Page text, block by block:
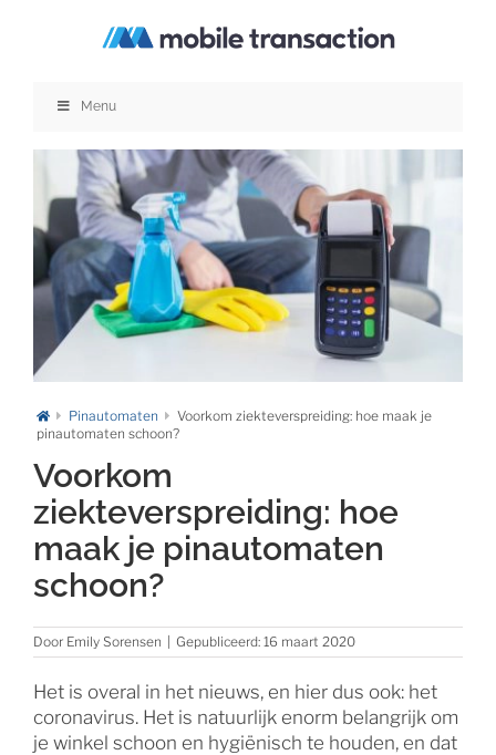
Menu
Pinautomaten
Voorkom ziekteverspreiding: hoe maak je
pinautomaten schoon?
Voorkom
ziekteverspreiding: hoe
maak je pinautomaten
schoon?
Door Emily Sorensen Gepubliceerd: 16 maart 2020
Het is overal in het nieuws, en hier dus ook: het
coronavirus. Het is natuurlijk enorm belangrijk om
je winkel schoon en hygiënisch te houden, en dat